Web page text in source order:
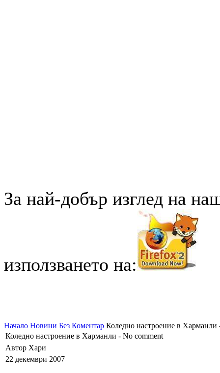
За най-добър изглед на
използването на:
Начало Новини Без Коментар Коледно настроение в Харманли
Коледно настроение в Харманли - No comment
Автор Хари
22 декември 2007